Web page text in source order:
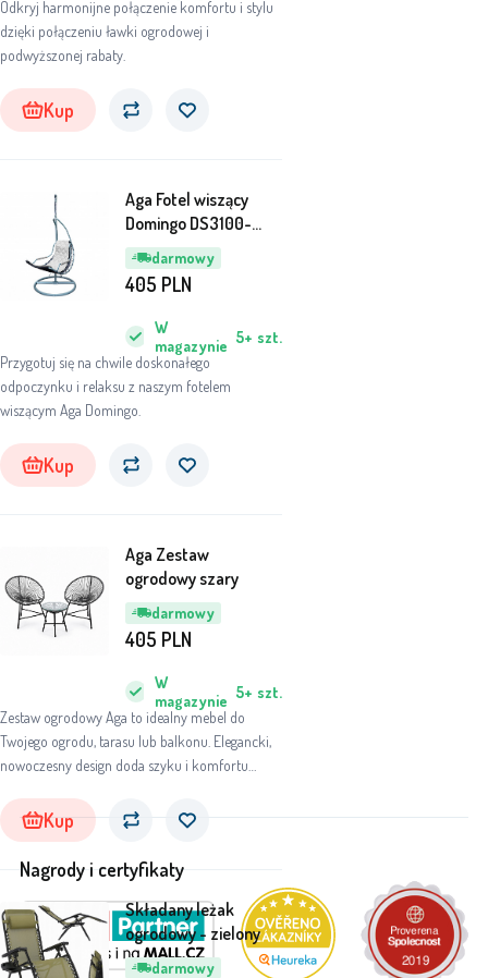
Odkryj harmonijne połączenie komfortu i stylu
dzięki połączeniu ławki ogrodowej i
podwyższonej rabaty.
Kup
darmowy
Aga Fotel wiszący
Domingo DS3100-
GRAY
Przygotuj się na chwile doskonałego
odpoczynku i relaksu z naszym fotelem
wiszącym Aga Domingo.
W
magazynie 5+ szt.
405 PLN
Kup
darmowy
Aga Zestaw
ogrodowy szary
Zestaw ogrodowy Aga to idealny mebel do
Twojego ogrodu, tarasu lub balkonu. Elegancki,
nowoczesny design doda szyku i komfortu
W
magazynie 5+ szt.
405 PLN
Kup
darmowy
Składany leżak
ogrodowy - zielony
Nagrody i certyfikaty